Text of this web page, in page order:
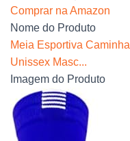
Comprar na Amazon
Nome do Produto
Meia Esportiva
Unissex Masc...
Imagem do Produto